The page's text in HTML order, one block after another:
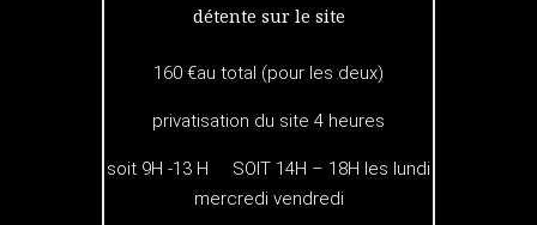
détente sur le site
160 €au total (pour les deux)
privatisation du site 4 heures
soit 9H -13 H SOIT 14H – 18H les lundi
mercredi vendredi